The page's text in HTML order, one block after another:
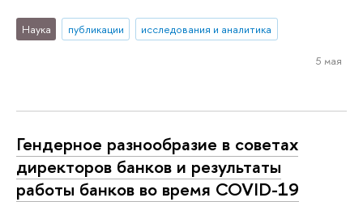
Наука публикации исследования и аналитика
5 мая
Гендерное разнообразие в советах
директоров банков и результаты
работы банков во время COVID-19